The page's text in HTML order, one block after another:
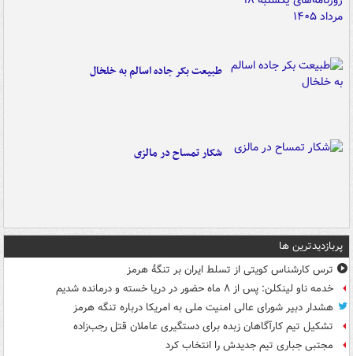
طبیعت بکر جاده اسالم به خلخال
شکار تمساح در مالزی
پربازدیدترین ها
ترس کارشناس کویتی از تسلط ایران بر تنگۀ هرمز
خدمه ناو لینکلن: پس از ۸ ماه حضور در دریا خسته و درمانده‌ شدیم
هشدار دبیر شورای عالی امنیت ملی به امریکا درباره تنگه هرمز
تشکیل تیم کارآگاهان زبده برای دستگیری عاملان قتل رجب‌زاده
مجتبی جباری تیم جدیدش را انتخاب کرد